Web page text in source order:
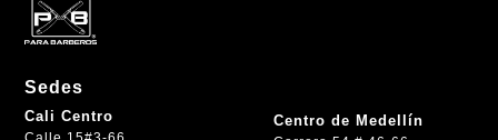
Sedes
Cali Centro Centro de Medellín